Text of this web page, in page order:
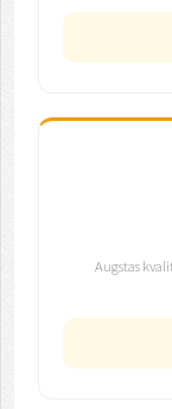
Augstas